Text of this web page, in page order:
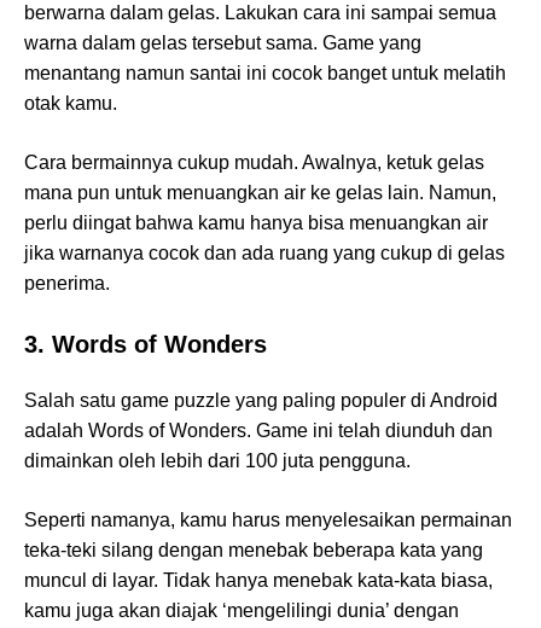
berwarna dalam gelas. Lakukan cara ini sampai semua
warna dalam gelas tersebut sama. Game yang
menantang namun santai ini cocok banget untuk melatih
otak kamu.
Cara bermainnya cukup mudah. Awalnya, ketuk gelas
mana pun untuk menuangkan air ke gelas lain. Namun,
perlu diingat bahwa kamu hanya bisa menuangkan air
jika warnanya cocok dan ada ruang yang cukup di gelas
penerima.
3. Words of Wonders
Salah satu game puzzle yang paling populer di Android
adalah Words of Wonders. Game ini telah diunduh dan
dimainkan oleh lebih dari 100 juta pengguna.
Seperti namanya, kamu harus menyelesaikan permainan
teka-teki silang dengan menebak beberapa kata yang
muncul di layar. Tidak hanya menebak kata-kata biasa,
kamu juga akan diajak ‘mengelilingi dunia’ dengan